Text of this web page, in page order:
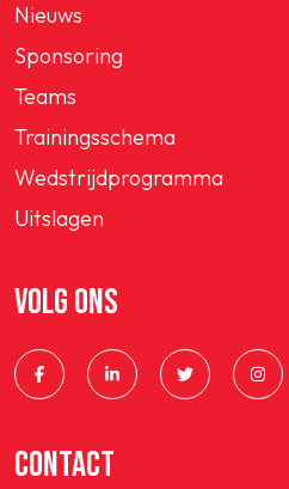
Nieuws
Sponsoring
Teams
Trainingsschema
Wedstrijdprogramma
Uitslagen
VOLG ONS
CONTACT